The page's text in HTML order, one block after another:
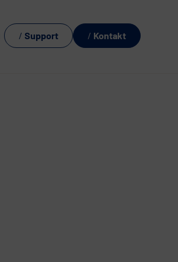
Support Kontakt